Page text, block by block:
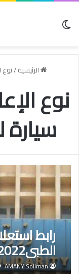
الرئيسية/نوع
نوع
سيارة
رابط
الطبي2022
AMANY Soliman